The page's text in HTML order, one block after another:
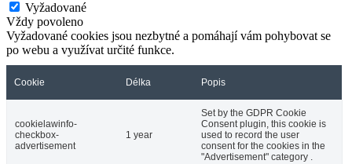
Vyžadované
Vždy povoleno
Vyžadované cookies jsou nezbytné a pomáhají vám pohybovat se
po webu a využívat určité funkce.
Cookie Délka Popis
cookielawinfo-
checkbox-
advertisement
1 year
Set by the GDPR Cookie
Consent plugin, this cookie is
used to record the user
consent for the cookies in the
"Advertisement" category .